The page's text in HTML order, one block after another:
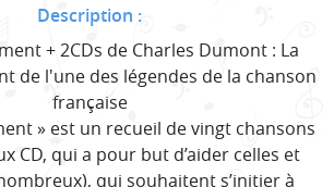
Description :
+ 2CDs de Charles Dumont : La
de l'une des légendes de la chanson
française
» est un recueil de vingt chansons
CD, qui a pour but d’aider celles et
qui souhaitent s’initier à